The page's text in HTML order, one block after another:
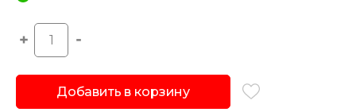
Добавить в корзину